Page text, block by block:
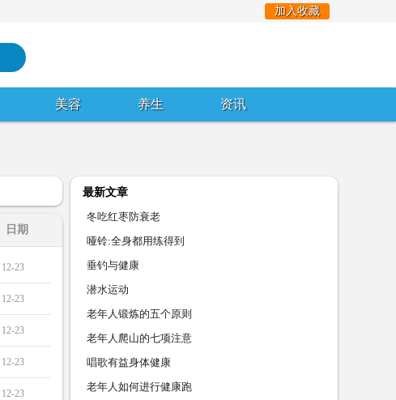
加入收藏
美容 养生 资讯
日期
12-23
12-23
12-23
12-23
12-23
最新文章
冬吃红枣防衰老
哑铃:全身都用练得到
垂钓与健康
潜水运动
老年人锻炼的五个原则
老年人爬山的七项注意
唱歌有益身体健康
老年人如何进行健康跑